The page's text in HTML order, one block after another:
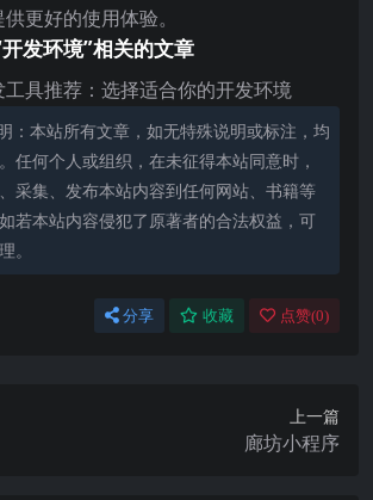
更好的使用体验。
发环境”相关的文章
具推荐：选择适合你的开发环境
：本站所有文章，如无特殊说明或标注，均
任何个人或组织，在未征得本站同意时，
采集、发布本站内容到任何网站、书籍等
若本站内容侵犯了原著者的合法权益，可
。
分享 收藏 点赞(0)
上一篇
廊坊小程序